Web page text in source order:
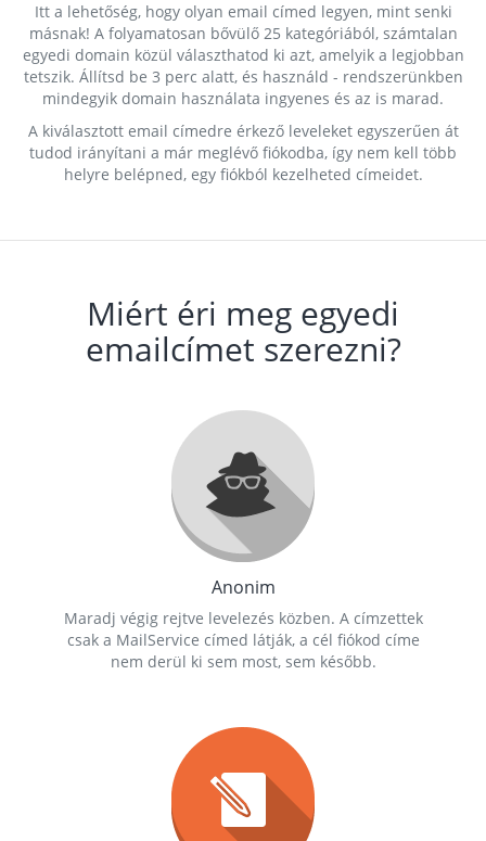
Itt a lehetőség, hogy olyan email címed legyen, mint senki
másnak! A folyamatosan bővülő 25 kategóriából, számtalan
egyedi domain közül választhatod ki azt, amelyik a legjobban
tetszik. Állítsd be 3 perc alatt, és használd - rendszerünkben
mindegyik domain használata ingyenes és az is marad.
A kiválasztott email címedre érkező leveleket egyszerűen át
tudod irányítani a már meglévő fiókodba, így nem kell több
helyre belépned, egy fiókból kezelheted címeidet.
Miért éri meg egyedi
emailcímet szerezni?
Anonim
Maradj végig rejtve levelezés közben. A címzettek
csak a MailService címed látják, a cél fiókod címe
nem derül ki sem most, sem később.